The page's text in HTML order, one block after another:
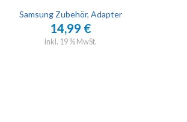
Samsung Zubehör, Adapter
14,99 €
inkl. 19 % MwSt.